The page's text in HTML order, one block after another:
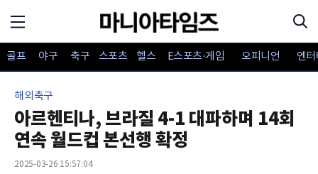
골프 야구 축구 스포츠 헬스 E스포츠·게임 오피니언 엔
해외축구
아르헨티나, 브라질 4-1 대파하며 14회
연속 월드컵 본선행 확정
2025-03-26 15:57:04